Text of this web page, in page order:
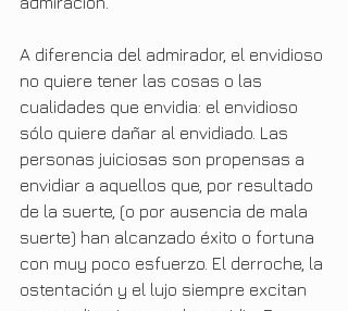
A diferencia del admirador, el envidioso
no quiere tener las cosas o las
cualidades que envidia: el envidioso
sólo quiere dañar al envidiado. Las
personas juiciosas son propensas a
envidiar a aquellos que, por resultado
de la suerte, (o por ausencia de mala
suerte) han alcanzado éxito o fortuna
con muy poco esfuerzo. El derroche, la
ostentación y el lujo siempre excitan